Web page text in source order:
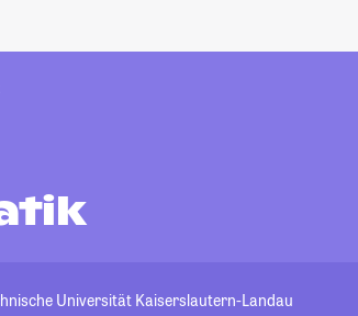
Universität Kaiserslautern-Landau